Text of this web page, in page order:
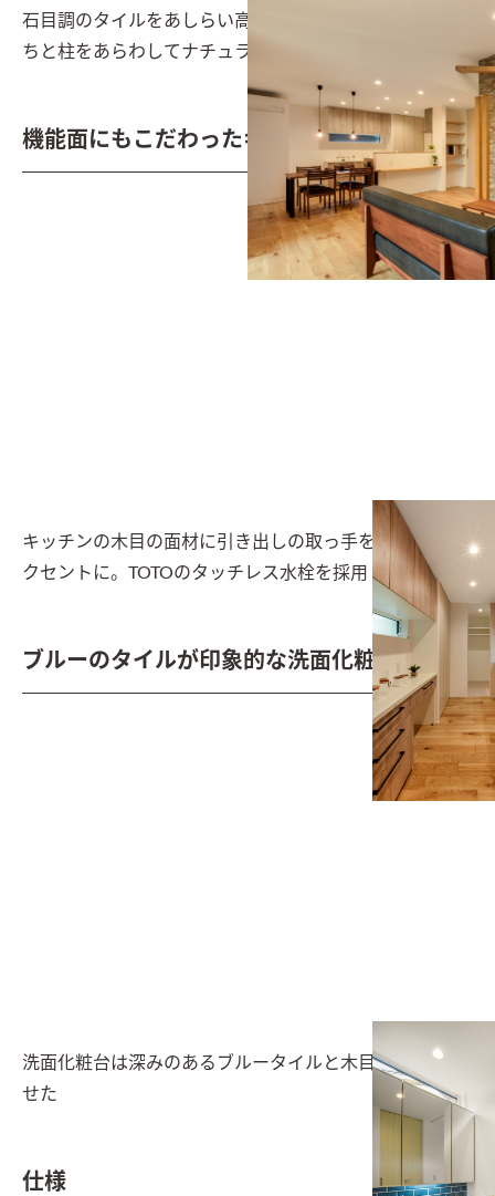
石目調のタイルをあしらい高級感を演出し、木材の火打
ちと柱をあらわしてナチュラルテイストに
機能面にもこだわったキッチン
キッチンの木目の面材に引き出しの取っ手を黒にしてア
クセントに。TOTOのタッチレス水栓を採用
ブルーのタイルが印象的な洗面化粧台
洗面化粧台は深みのあるブルータイルと木目を組み合わ
せた
仕様